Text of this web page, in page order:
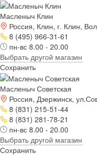
Масленыч Клин
Россия, Клин, г. Клин,
8 (495) 966-31-61
пн-вс 8.00 - 20.00
Выбрать другой магазин
Сохранить
Масленыч Советская
Россия, Дзержинск,
8 (831) 215-51-44
8 (831) 281-78-21
пн-вс 8.00 - 20.00
Выбрать другой магазин
Сохранить